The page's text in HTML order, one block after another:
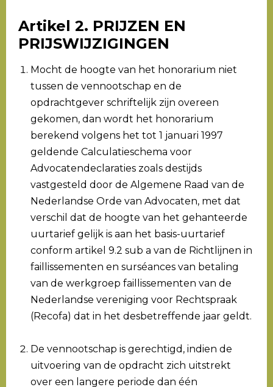
Artikel 2. PRIJZEN EN
PRIJSWIJZIGINGEN
Mocht de hoogte van het honorarium niet
tussen de vennootschap en de
opdrachtgever schriftelijk zijn overeen
gekomen, dan wordt het honorarium
berekend volgens het tot 1 januari 1997
geldende Calculatieschema voor
Advocatendeclaraties zoals destijds
vastgesteld door de Algemene Raad van de
Nederlandse Orde van Advocaten, met dat
verschil dat de hoogte van het gehanteerde
uurtarief gelijk is aan het basis-uurtarief
conform artikel 9.2 sub a van de Richtlijnen in
faillissementen en surséances van betaling
van de werkgroep faillissementen van de
Nederlandse vereniging voor Rechtspraak
(Recofa) dat in het desbetreffende jaar geldt.
De vennootschap is gerechtigd, indien de
uitvoering van de opdracht zich uitstrekt
over een langere periode dan één